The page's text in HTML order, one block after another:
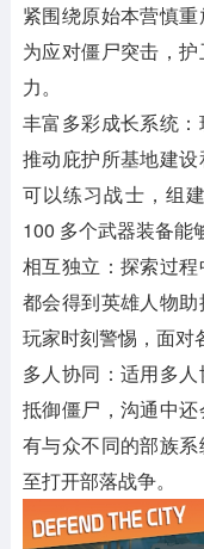
紧围绕原始本营慎
为应对僵尸突击，
力。
丰富多彩成长系统
推动庇护所基地建
可以练习战士，组
100 多个武器装备能
相互独立：探索过
都会得到英雄人物
玩家时刻警惕，面对
多人协同：适用多
抵御僵尸，沟通中
有与众不同的部族
至打开部落战争。